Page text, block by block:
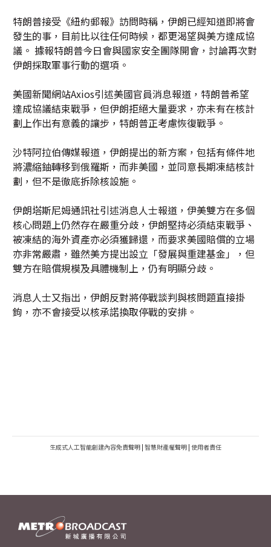
特朗普接受《紐約郵報》訪問時稱，伊朗已經知道即將會
發生的事，目前比以往任何時候，都更渴望與美方達成協
議。 據報特朗普今日會與國家安全團隊開會，討論再次對
伊朗採取軍事行動的選項。
美國新聞網站Axios引述美國官員消息報道，特朗普希望
達成協議結束戰爭，但伊朗拒絕大量要求，亦未有在核計
劃上作出有意義的讓步，特朗普正考慮恢復戰爭。
沙特阿拉伯傳媒報道，伊朗提出的新方案，包括有條件地
將濃縮鈾轉移到俄羅斯，而非美國，並同意長期凍結核計
劃，但不是徹底拆除核設施。
伊朗塔斯尼姆通訊社引述消息人士報道，伊美雙方在多個
核心問題上仍然存在嚴重分歧，伊朗堅持必須結束戰爭、
被凍結的海外資產亦必須獲歸還，而要求美國賠償的立場
亦非常嚴肅，雖然美方提出設立「發展與重建基金」，但
雙方在賠償規模及具體機制上，仍有明顯分歧。
消息人士又指出，伊朗反對將停戰談判與核問題直接掛
鉤，亦不會接受以核承諾換取停戰的安排。
生成式人工智能創建內容免責聲明 | 智慧財產權聲明 | 使用者責任